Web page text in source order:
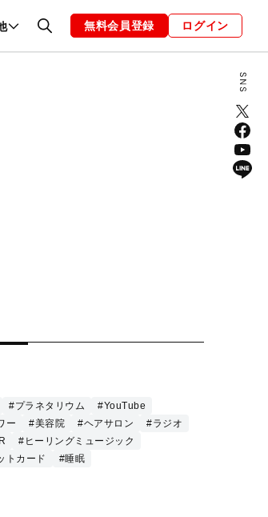
・結婚 編集部 お知らせ
無料会員登録 ログイン
#プラネタリウム
#YouTube
ー
#美容院 #ヘアサロン
#ラジオ
#ヒーリングミュージック
トカード
#睡眠